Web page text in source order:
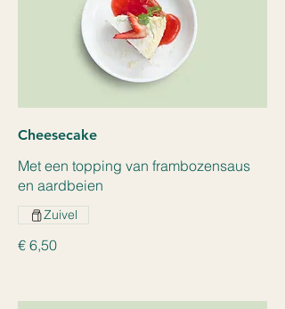
Cheesecake
Met een topping van frambozensaus
en aardbeien
€ 6,50
Zuivel